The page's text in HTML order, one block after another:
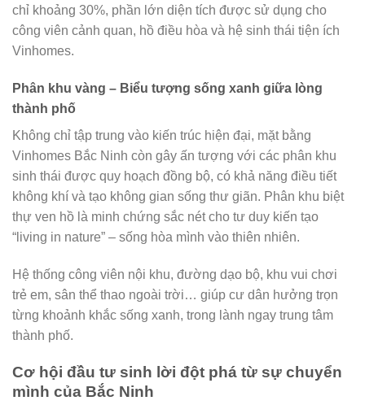
chỉ khoảng 30%, phần lớn diện tích được sử dụng cho
công viên cảnh quan, hồ điều hòa và hệ sinh thái tiện ích
Vinhomes.
Phân khu vàng – Biểu tượng sống xanh giữa lòng
thành phố
Không chỉ tập trung vào kiến trúc hiện đại, mặt bằng
Vinhomes Bắc Ninh còn gây ấn tượng với các phân khu
sinh thái được quy hoạch đồng bộ, có khả năng điều tiết
không khí và tạo không gian sống thư giãn. Phân khu biệt
thự ven hồ là minh chứng sắc nét cho tư duy kiến tạo
“living in nature” – sống hòa mình vào thiên nhiên.
Hệ thống công viên nội khu, đường dạo bộ, khu vui chơi
trẻ em, sân thể thao ngoài trời… giúp cư dân hưởng trọn
từng khoảnh khắc sống xanh, trong lành ngay trung tâm
thành phố.
Cơ hội đầu tư sinh lời đột phá từ sự chuyển
mình của Bắc Ninh